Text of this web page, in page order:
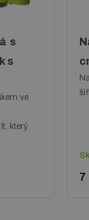
s
s
ve
který
7